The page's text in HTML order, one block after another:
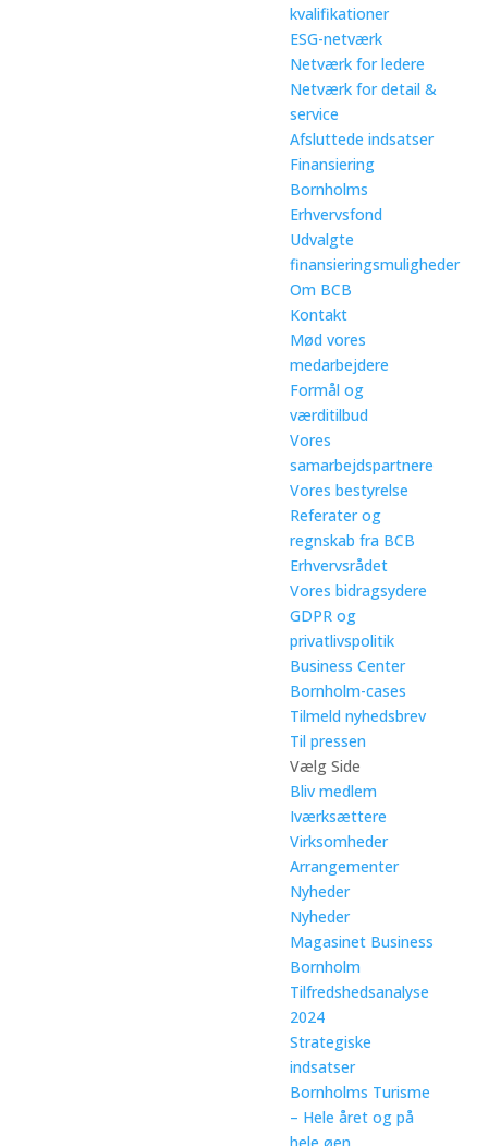
kvalifikationer
ESG-netværk
Netværk for ledere
Netværk for detail &
service
Afsluttede indsatser
Finansiering
Bornholms
Erhvervsfond
Udvalgte
finansieringsmuligheder
Om BCB
Kontakt
Mød vores
medarbejdere
Formål og
værditilbud
Vores
samarbejdspartnere
Vores bestyrelse
Referater og
regnskab fra BCB
Erhvervsrådet
Vores bidragsydere
GDPR og
privatlivspolitik
Business Center
Bornholm-cases
Tilmeld nyhedsbrev
Til pressen
Vælg Side
Bliv medlem
Iværksættere
Virksomheder
Arrangementer
Nyheder
Nyheder
Magasinet Business
Bornholm
Tilfredshedsanalyse
2024
Strategiske
indsatser
Bornholms Turisme
– Hele året og på